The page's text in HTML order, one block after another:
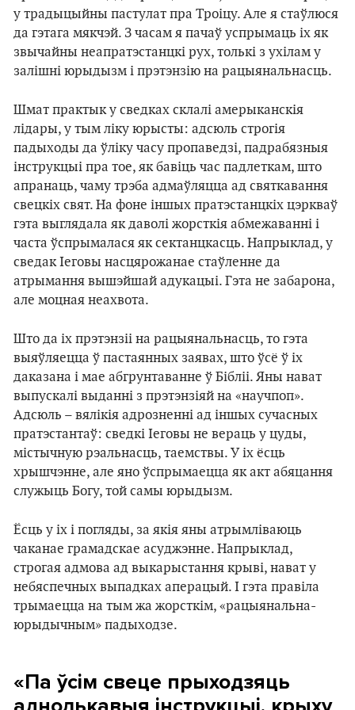
у традыцыйны пастулат пра Троіцу. Але я стаўлюся
да гэтага мякчэй. З часам я пачаў успрымаць іх як
звычайны неапратэстанцкі рух, толькі з ухілам у
залішні юрыдызм і прэтэнзію на рацыянальнасць.
Шмат практык у сведках склалі амерыканскія
лідары, у тым ліку юрысты: адсюль строгія
падыходы да ўліку часу пропаведзі, падрабязныя
інструкцыі пра тое, як бавіць час падлеткам, што
апранаць, чаму трэба адмаўляцца ад святкавання
свецкіх свят. На фоне іншых пратэстанцкіх цэркваў
гэта выглядала як даволі жорсткія абмежаванні і
часта ўспрымалася як сектанцкасць. Напрыклад, у
сведак Іеговы насцярожанае стаўленне да
атрымання вышэйшай адукацыі. Гэта не забарона,
але моцная неахвота.
Што да іх прэтэнзіі на рацыянальнасць, то гэта
выяўляецца ў пастаянных заявах, што ўсё ў іх
даказана і мае абгрунтаванне ў Бібліі. Яны нават
выпускалі выданні з прэтэнзіяй на «научпоп».
Адсюль – вялікія адрозненні ад іншых сучасных
пратэстантаў: сведкі Іеговы не вераць у цуды,
містычную рэальнасць, таемствы. У іх ёсць
хрышчэнне, але яно ўспрымаецца як акт абяцання
служыць Богу, той самы юрыдызм.
Ёсць у іх і погляды, за якія яны атрымліваюць
чаканае грамадскае асуджэнне. Напрыклад,
строгая адмова ад выкарыстання крыві, нават у
небяспечных выпадках аперацый. І гэта правіла
трымаецца на тым жа жорсткім, «рацыянальна-
юрыдычным» падыходзе.
«Па ўсім свеце прыходзяць